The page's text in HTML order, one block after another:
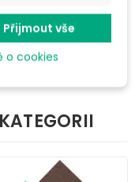
Přijmout vše
o cookies